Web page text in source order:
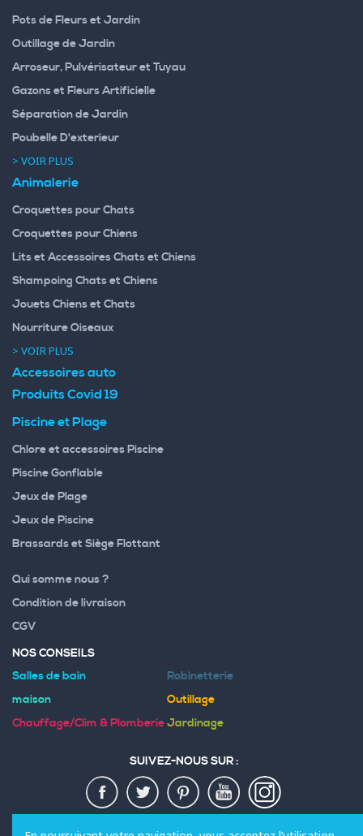
Pots de Fleurs et Jardin
Outillage de Jardin
Arroseur, Pulvérisateur et Tuyau
Gazons et Fleurs Artificielle
Séparation de Jardin
Poubelle D'exterieur
> VOIR PLUS
Animalerie
Croquettes pour Chats
Croquettes pour Chiens
Lits et Accessoires Chats et Chiens
Shampoing Chats et Chiens
Jouets Chiens et Chats
Nourriture Oiseaux
> VOIR PLUS
Accessoires auto
Produits Covid 19
Piscine et Plage
Chlore et accessoires Piscine
Piscine Gonflable
Jeux de Plage
Jeux de Piscine
Brassards et Siège Flottant
Qui somme nous ?
Condition de livraison
CGV
NOS CONSEILS
Salles de bain
Robinetterie
maison
Outillage
Chauffage/Clim & PlomberieJardinage
SUIVEZ-NOUS SUR :
MODES DE PAIEMENT :